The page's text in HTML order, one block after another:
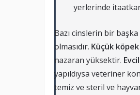
yerlerinde
Bazı cinslerin bir
olmasıdır. Küçük
nazaran yüksektir.
yapıldıysa veteriner
temiz ve steril ve